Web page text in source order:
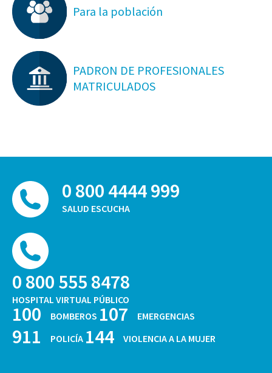
Para la población
PADRON DE PROFESIONALES
MATRICULADOS
0 800 4444 999
SALUD ESCUCHA
0 800 555 8478
HOSPITAL VIRTUAL PÚBLICO
100 BOMBEROS 107 EMERGENCIAS
911 POLICÍA 144 VIOLENCIA A LA MUJER